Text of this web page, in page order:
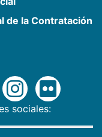
de la Contratación
sociales: